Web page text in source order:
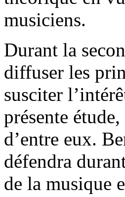
musiciens.
Durant la
diffuser les
susciter
présente
d’entre eux.
défendra
de la musique